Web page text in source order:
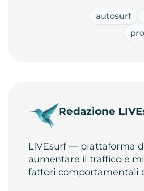
autosurf
Redazione
LIVEsurf — piattaforma
aumentare il traffico e
fattori comportamentali